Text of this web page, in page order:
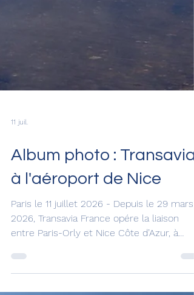
11 juil.
Album photo : Transavia
à l'aéroport de Nice
Paris le 11 juillet 2026 - Depuis le 29 mars
2026, Transavia France opére la liaison